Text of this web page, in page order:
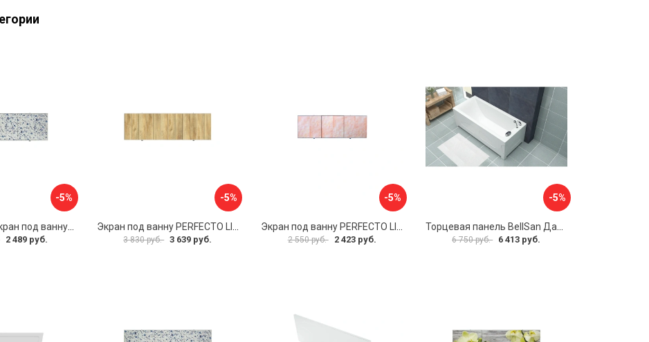
-5%
2 489 руб.
-5%
3 830 руб. 3 639 руб.
-5%
2 550 руб. 2 423 руб.
-5%
6 750 руб. 6 413 руб.